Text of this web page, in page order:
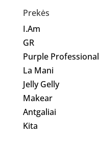
Prekės
I.Am
GR
Purple Professional
La Mani
Jelly Gelly
Makear
Antgaliai
Kita